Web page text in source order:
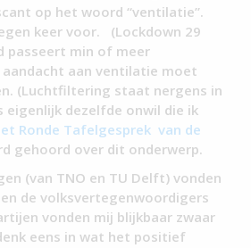
op het woord “ventilatie”.
keer voor. (Lockdown 29
passeert min of meer
aan ventilatie moet
(Luchtfiltering staat nergens in
eigenlijk dezelfde onwil die ik
Ronde Tafelgesprek van de
gehoord over dit onderwerp.
(van TNO en TU Delft) vonden
de volksvertegenwoordigers
vonden mij blijkbaar zwaar
eens in wat het positief